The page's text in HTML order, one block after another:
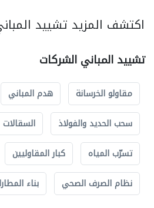
اكتشف المزيد تشييد
تشييد المباني الشركات
مقاولو الخرسانة هدم المباني
سحب الحديد والفولاذ
السقالات
تسرّب المياه
كبار المقاوليين
نظام الصرف الصحي
بناء